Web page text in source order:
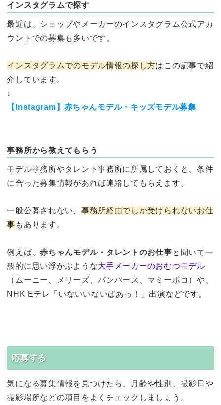
インスタグラムで探す
最近は、ショップやメーカーのインスタグラム公式アカ
ウントでの募集も多いです。
インスタグラムでのモデル情報の探し方はこの記事で紹
介しています。
↓
【Instagram】赤ちゃんモデル・キッズモデル募集
事務所から教えてもらう
モデル事務所やタレント事務所に所属しておくと、条件
に合った募集情報があれば連絡してもらえます。
一般公募されない、 事務所経由でしか受けられないお仕
事 もあります。
例えば、赤ちゃんモデル・タレントのお仕事と聞いて一
般的に思い浮かぶような大手メーカーのおむつモデル
（ムーニー、メリーズ、パンパース、マミーポコ）や、
NHK Eテレ「いないいないばあっ！」出演などです。
応募する
気になる募集情報を見つけたら、
月齢や性別、撮影日や
撮影場所などの項目をよくチェックしましょう。